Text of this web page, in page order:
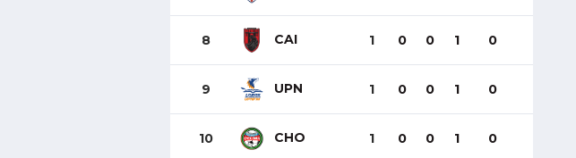
8 CAI 1 0 0 1 0
9 UPN 1 0 0 1 0
10 CHO 1 0 0 1 0